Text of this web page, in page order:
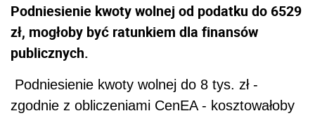
Podniesienie kwoty wolnej od podatku do 6529
zł, mogłoby być ratunkiem dla finansów
publicznych.
Podniesienie kwoty wolnej do 8 tys. zł -
zgodnie z obliczeniami CenEA - kosztowałoby